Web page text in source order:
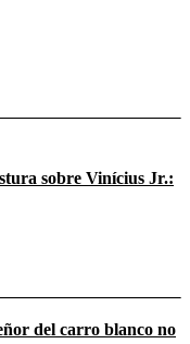
sobre Vinícius Jr.:
del carro blanco no